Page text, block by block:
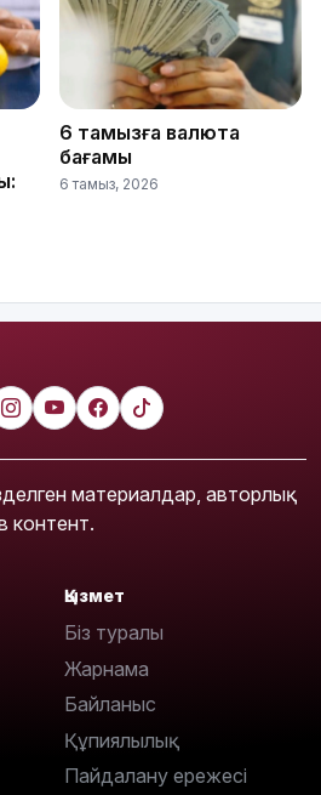
6 тамызға валюта
бағамы
6 тамыз, 2026
материалдар, авторлық
контент.
Қызмет
Біз туралы
Жарнама
Байланыс
Құпиялылық
Пайдалану ережесі